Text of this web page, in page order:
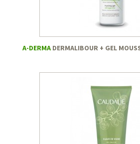
A-DERMA DERMALIBOUR + GEL